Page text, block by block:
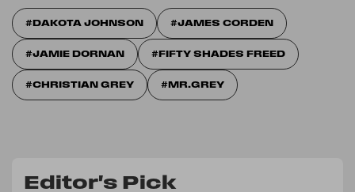
DAKOTA JOHNSON JAMES CORDEN
JAMIE DORNAN FIFTY SHADES FREED
CHRISTIAN GREY MR.GREY
Editor's Pick